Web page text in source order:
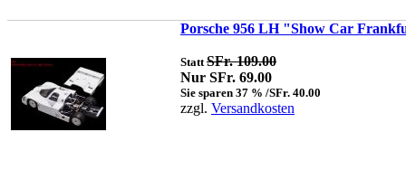
Porsche 956 LH "Show Car
Statt SFr. 109.00
Nur SFr. 69.00
Sie sparen 37 % /SFr. 40.00
zzgl. Versandkosten